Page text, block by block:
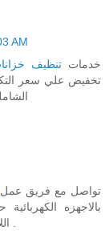
AM
خدمات تنظيف
تخفيض علي سعر
تواصل مع فريق عمل
بالاجهزه